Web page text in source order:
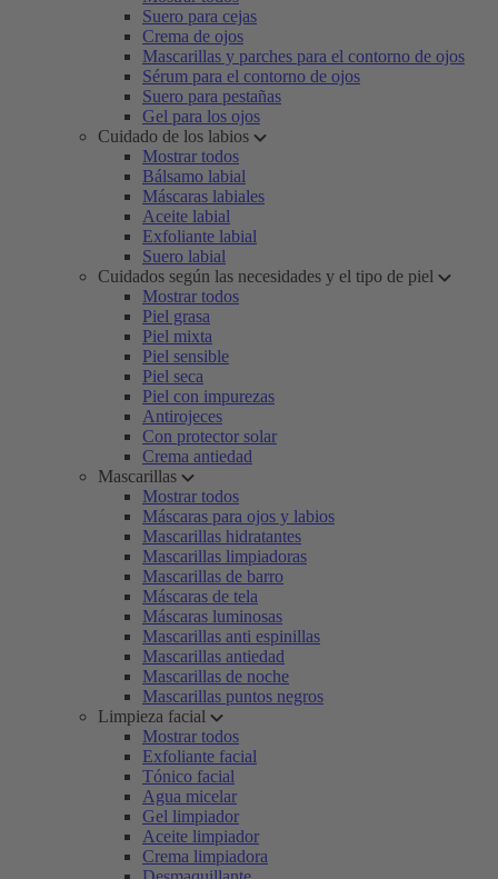
Suero para cejas
Crema de ojos
Mascarillas y parches para el contorno de ojos
Sérum para el contorno de ojos
Suero para pestañas
Gel para los ojos
Cuidado de los labios
Mostrar todos
Bálsamo labial
Máscaras labiales
Aceite labial
Exfoliante labial
Suero labial
Cuidados según las necesidades y el tipo de piel
Mostrar todos
Piel grasa
Piel mixta
Piel sensible
Piel seca
Piel con impurezas
Antirojeces
Con protector solar
Crema antiedad
Mascarillas
Mostrar todos
Máscaras para ojos y labios
Mascarillas hidratantes
Mascarillas limpiadoras
Mascarillas de barro
Máscaras de tela
Máscaras luminosas
Mascarillas anti espinillas
Mascarillas antiedad
Mascarillas de noche
Mascarillas puntos negros
Limpieza facial
Mostrar todos
Exfoliante facial
Tónico facial
Agua micelar
Gel limpiador
Aceite limpiador
Crema limpiadora